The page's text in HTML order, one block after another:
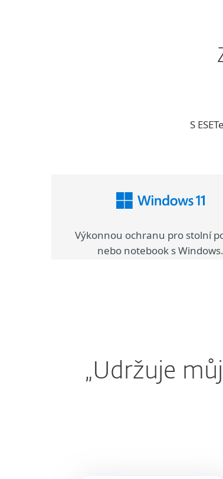
S
Výkonnou ochranu pro stolní
nebo notebook s Windows.
„Udržuje